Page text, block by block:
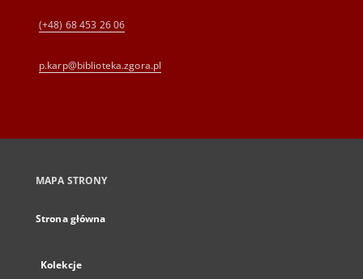
(+48) 68 453 26 06
p.karp@biblioteka.zgora.pl
MAPA STRONY
Strona główna
Kolekcje